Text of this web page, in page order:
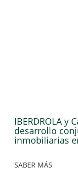
IBERDROLA y
desarrollo
inmobiliarias
SABER MÁS